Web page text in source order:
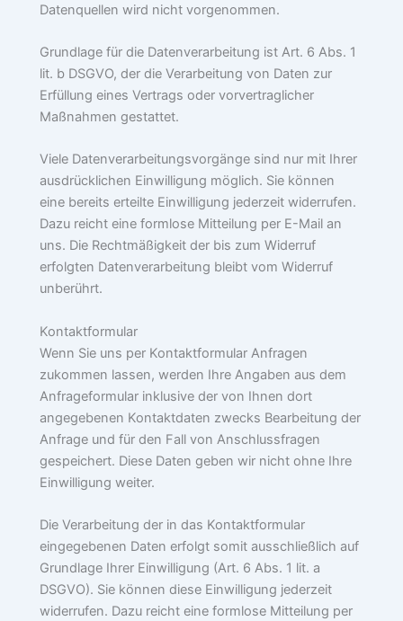
Datenquellen wird nicht vorgenommen.
Grundlage für die Datenverarbeitung ist Art. 6 Abs. 1
lit. b DSGVO, der die Verarbeitung von Daten zur
Erfüllung eines Vertrags oder vorvertraglicher
Maßnahmen gestattet.
Viele Datenverarbeitungsvorgänge sind nur mit Ihrer
ausdrücklichen Einwilligung möglich. Sie können
eine bereits erteilte Einwilligung jederzeit widerrufen.
Dazu reicht eine formlose Mitteilung per E-Mail an
uns. Die Rechtmäßigkeit der bis zum Widerruf
erfolgten Datenverarbeitung bleibt vom Widerruf
unberührt.
Kontaktformular
Wenn Sie uns per Kontaktformular Anfragen
zukommen lassen, werden Ihre Angaben aus dem
Anfrageformular inklusive der von Ihnen dort
angegebenen Kontaktdaten zwecks Bearbeitung der
Anfrage und für den Fall von Anschlussfragen
gespeichert. Diese Daten geben wir nicht ohne Ihre
Einwilligung weiter.
Die Verarbeitung der in das Kontaktformular
eingegebenen Daten erfolgt somit ausschließlich auf
Grundlage Ihrer Einwilligung (Art. 6 Abs. 1 lit. a
DSGVO). Sie können diese Einwilligung jederzeit
widerrufen. Dazu reicht eine formlose Mitteilung per